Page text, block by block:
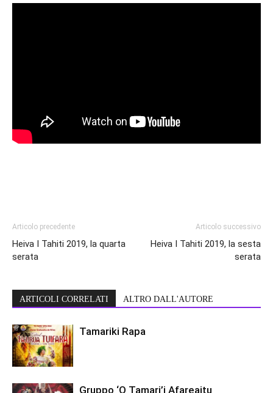
Articolo precedente
Heiva I Tahiti 2019, la quarta
serata
Articolo successivo
Heiva I Tahiti 2019, la sesta
serata
ARTICOLI CORRELATI ALTRO DALL'AUTORE
Tamariki Rapa
Gruppo ‘O Tamari’i Afareaitu